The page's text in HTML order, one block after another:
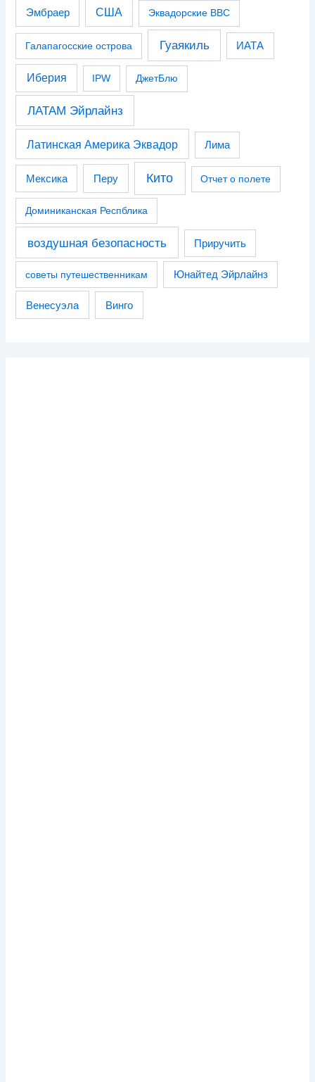
Эмбраер США Эквадорские ВВС
Галапагосские острова Гуаякиль ИАТА
Иберия IPW ДжетБлю
ЛАТАМ Эйрлайнз
Латинская Америка Эквадор Лима
Мексика Перу Кито Отчет о полете
Доминиканская Респблика
воздушная безопасность Приручить
советы путешественникам Юнайтед Эйрлайнз
Венесуэла Винго